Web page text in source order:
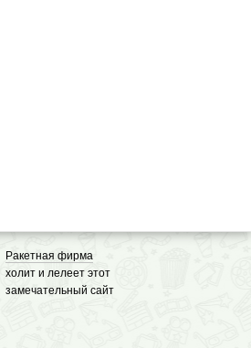
Ракетная фирма
холит и лелеет этот
замечательный сайт